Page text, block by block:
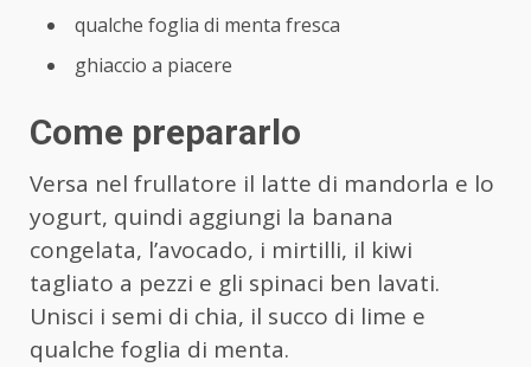
qualche foglia di menta fresca
ghiaccio a piacere
Come prepararlo
Versa nel frullatore il latte di mandorla e lo
yogurt, quindi aggiungi la banana
congelata, l’avocado, i mirtilli, il kiwi
tagliato a pezzi e gli spinaci ben lavati.
Unisci i semi di chia, il succo di lime e
qualche foglia di menta.